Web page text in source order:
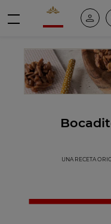
Valrhona - Imaginons
Mi
UNA RECETA